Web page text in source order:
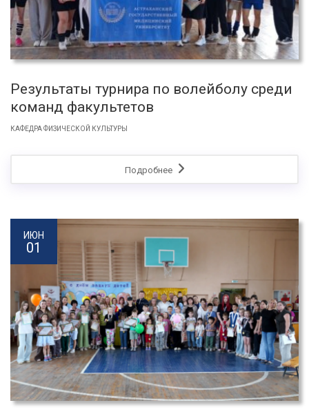
Результаты турнира по волейболу среди
команд факультетов
КАФЕДРА ФИЗИЧЕСКОЙ КУЛЬТУРЫ
Подробнее
ИЮН
01